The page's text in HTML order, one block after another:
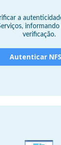
a
verificação.
Autenticar